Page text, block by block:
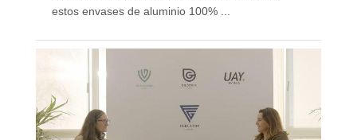
estos envases de aluminio 100% ...